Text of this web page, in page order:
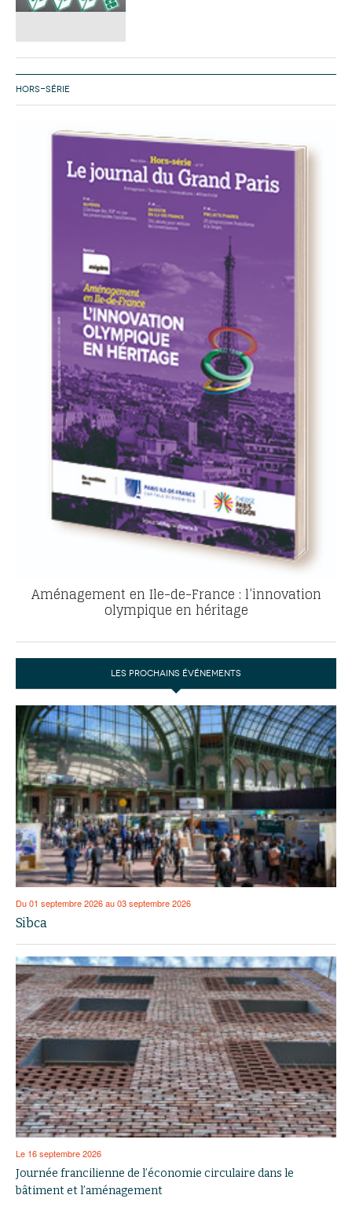
HORS-SÉRIE
Aménagement en Ile-de-France : l’innovation
olympique en héritage
LES PROCHAINS ÉVÉNEMENTS
Du 01 septembre 2026 au 03 septembre 2026
Sibca
Le 16 septembre 2026
Journée francilienne de l’économie circulaire dans le
bâtiment et l’aménagement